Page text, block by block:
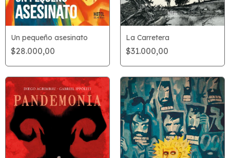
Un pequeño asesinato
$28.000,00
La Carretera
$31.000,00